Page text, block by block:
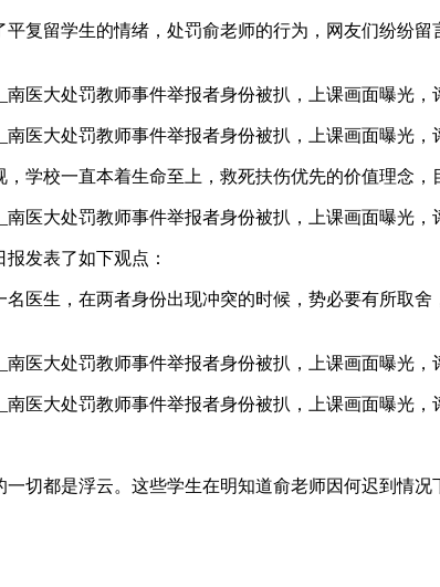
复留学生的情绪，处罚俞老师的行为，网友们纷纷
学校一直本着生命至上，救死扶伤优先的价值理念，
发表了如下观点：
医生，在两者身份出现冲突的时候，势必要有所取
切都是浮云。这些学生在明知道俞老师因何迟到情